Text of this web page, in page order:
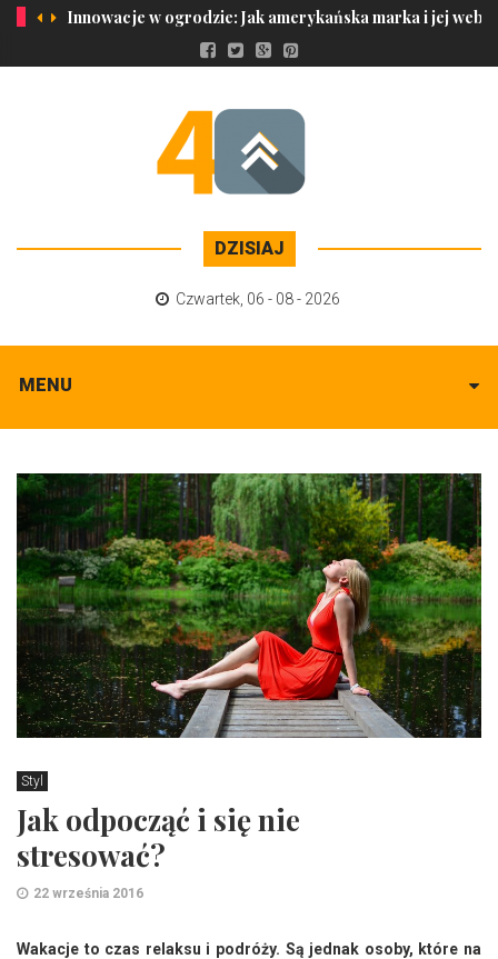
Innowacje w ogrodzie: Jak amerykańska marka i jej
DZISIAJ
Czwartek 06 - 08 - 2026
MENU
Styl
Jak odpocząć i się nie
stresować?
22 września 2016
Wakacje to czas relaksu i podróży. Są jednak osoby, które na